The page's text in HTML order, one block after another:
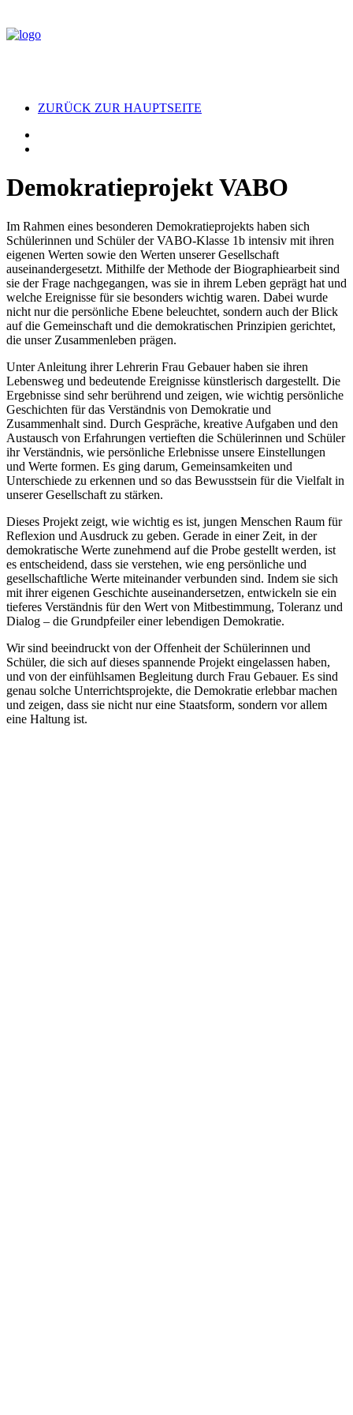
ZURÜCK ZUR HAUPTSEITE
Demokratieprojekt VABO
Im Rahmen eines besonderen Demokratieprojekts haben sich
Schülerinnen und Schüler der VABO-Klasse 1b intensiv mit ihren
eigenen Werten sowie den Werten unserer Gesellschaft
auseinandergesetzt. Mithilfe der Methode der Biographiearbeit sind
sie der Frage nachgegangen, was sie in ihrem Leben geprägt hat und
welche Ereignisse für sie besonders wichtig waren. Dabei wurde
nicht nur die persönliche Ebene beleuchtet, sondern auch der Blick
auf die Gemeinschaft und die demokratischen Prinzipien gerichtet,
die unser Zusammenleben prägen.
Unter Anleitung ihrer Lehrerin Frau Gebauer haben sie ihren
Lebensweg und bedeutende Ereignisse künstlerisch dargestellt. Die
Ergebnisse sind sehr berührend und zeigen, wie wichtig persönliche
Geschichten für das Verständnis von Demokratie und
Zusammenhalt sind. Durch Gespräche, kreative Aufgaben und den
Austausch von Erfahrungen vertieften die Schülerinnen und Schüler
ihr Verständnis, wie persönliche Erlebnisse unsere Einstellungen
und Werte formen. Es ging darum, Gemeinsamkeiten und
Unterschiede zu erkennen und so das Bewusstsein für die Vielfalt in
unserer Gesellschaft zu stärken.
Dieses Projekt zeigt, wie wichtig es ist, jungen Menschen Raum für
Reflexion und Ausdruck zu geben. Gerade in einer Zeit, in der
demokratische Werte zunehmend auf die Probe gestellt werden, ist
es entscheidend, dass sie verstehen, wie eng persönliche und
gesellschaftliche Werte miteinander verbunden sind. Indem sie sich
mit ihrer eigenen Geschichte auseinandersetzen, entwickeln sie ein
tieferes Verständnis für den Wert von Mitbestimmung, Toleranz und
Dialog – die Grundpfeiler einer lebendigen Demokratie.
Wir sind beeindruckt von der Offenheit der Schülerinnen und
Schüler, die sich auf dieses spannende Projekt eingelassen haben,
und von der einfühlsamen Begleitung durch Frau Gebauer. Es sind
genau solche Unterrichtsprojekte, die Demokratie erlebbar machen
und zeigen, dass sie nicht nur eine Staatsform, sondern vor allem
eine Haltung ist.